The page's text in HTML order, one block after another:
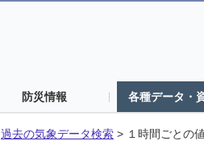
防災情報 各種データ・
過去の気象データ検索 > １時間ごとの